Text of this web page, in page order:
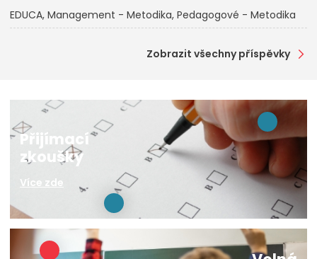
EDUCA Management - Metodika Pedagogové - Metodika
Zobrazit všechny příspěvky
Přijímací
zkoušky
Více zde